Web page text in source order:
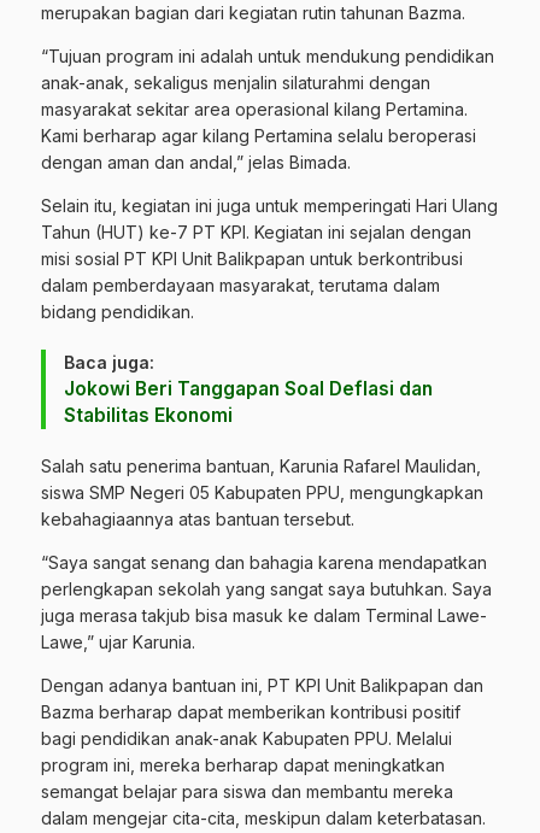
merupakan bagian dari kegiatan rutin tahunan Bazma.
“Tujuan program ini adalah untuk mendukung pendidikan
anak-anak, sekaligus menjalin silaturahmi dengan
masyarakat sekitar area operasional kilang Pertamina.
Kami berharap agar kilang Pertamina selalu beroperasi
dengan aman dan andal,” jelas Bimada.
Selain itu, kegiatan ini juga untuk memperingati Hari Ulang
Tahun (HUT) ke-7 PT KPI. Kegiatan ini sejalan dengan
misi sosial PT KPI Unit Balikpapan untuk berkontribusi
dalam pemberdayaan masyarakat, terutama dalam
bidang pendidikan.
Baca juga:
Jokowi Beri Tanggapan Soal Deflasi dan
Stabilitas Ekonomi
Salah satu penerima bantuan, Karunia Rafarel Maulidan,
siswa SMP Negeri 05 Kabupaten PPU, mengungkapkan
kebahagiaannya atas bantuan tersebut.
“Saya sangat senang dan bahagia karena mendapatkan
perlengkapan sekolah yang sangat saya butuhkan. Saya
juga merasa takjub bisa masuk ke dalam Terminal Lawe-
Lawe,” ujar Karunia.
Dengan adanya bantuan ini, PT KPI Unit Balikpapan dan
Bazma berharap dapat memberikan kontribusi positif
bagi pendidikan anak-anak Kabupaten PPU. Melalui
program ini, mereka berharap dapat meningkatkan
semangat belajar para siswa dan membantu mereka
dalam mengejar cita-cita, meskipun dalam keterbatasan.